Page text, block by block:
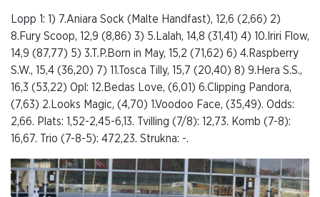
Lopp 1: 1) 7.Aniara Sock (Malte Handfast), 12,6 (2,66) 2)
8.Fury Scoop, 12,9 (8,86) 3) 5.Lalah, 14,8 (31,41) 4) 10.Iriri Flow,
14,9 (87,77) 5) 3.T.P.Born in May, 15,2 (71,62) 6) 4.Raspberry
S.W., 15,4 (36,20) 7) 11.Tosca Tilly, 15,7 (20,40) 8) 9.Hera S.S.,
16,3 (53,22) Opl: 12.Bedas Love, (6,01) 6.Clipping Pandora,
(7,63) 2.Looks Magic, (4,70) 1.Voodoo Face, (35,49). Odds:
2,66. Plats: 1,52-2,45-6,13. Tvilling (7/8): 12,73. Komb (7-8):
16,67. Trio (7-8-5): 472,23. Strukna: -.